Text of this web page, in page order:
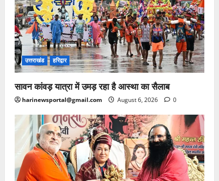
उत्तराखंड हरिद्वार
सावन कांवड़ यात्रा में उमड़ रहा है आस्था का सैलाब
harinewsportal@gmail.com August 6, 2026 0